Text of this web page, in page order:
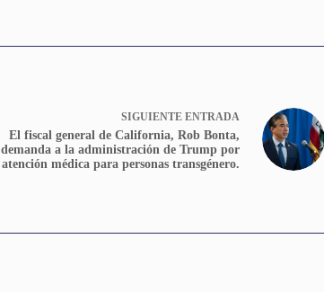
SIGUIENTE ENTRADA
El fiscal general de California, Rob Bonta,
demanda a la administración de Trump por
atención médica para personas transgénero.